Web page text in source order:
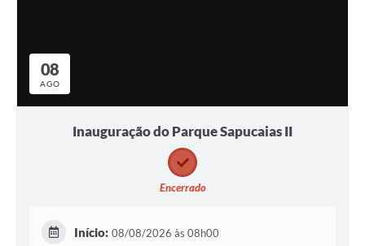
08
AGO
Inauguração do Parque Sapucaias II
Encerrado
Início: 08/08/2026 às 08h00